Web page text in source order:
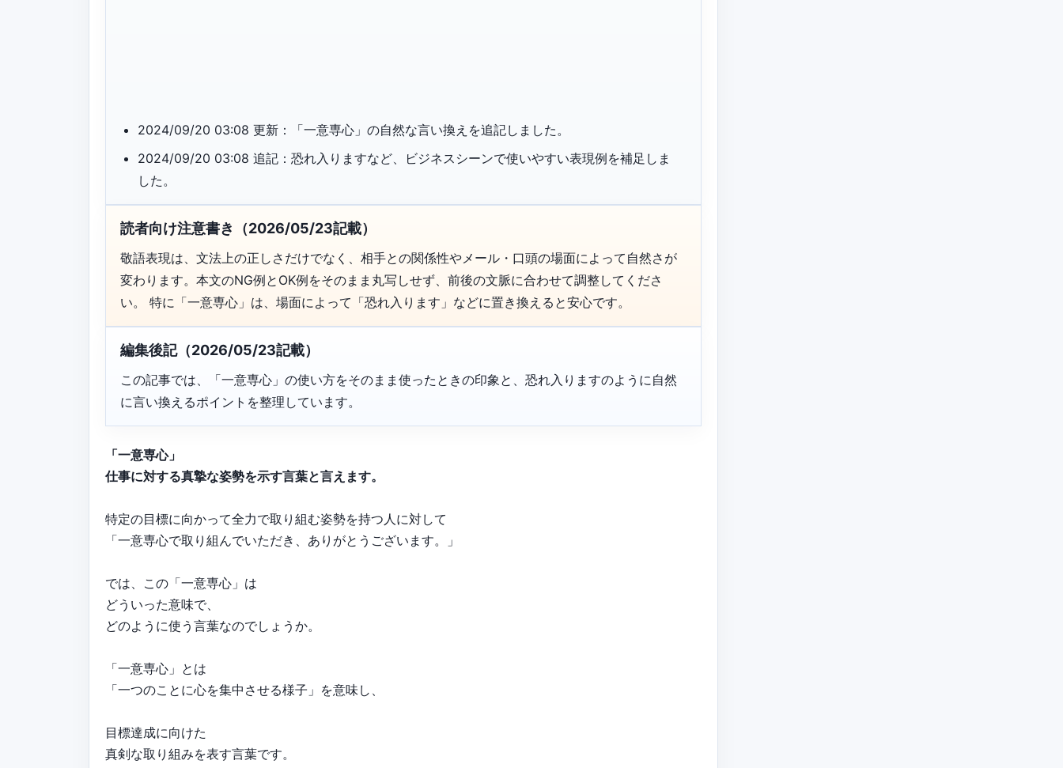
2024/09/20 03:08 更新：「一意専心」の自然な言い換えを追記しました。
2024/09/20 03:08 追記：恐れ入りますなど、ビジネスシーンで使いやすい表現例を補足しま
した。
読者向け注意書き（2026/05/23記載）
敬語表現は、文法上の正しさだけでなく、相手との関係性やメール・口頭の場面によって自然さが
変わります。本文のNG例とOK例をそのまま丸写しせず、前後の文脈に合わせて調整してくださ
い。 特に「一意専心」は、場面によって「恐れ入ります」などに置き換えると安心です。
編集後記（2026/05/23記載）
この記事では、「一意専心」の使い方をそのまま使ったときの印象と、恐れ入りますのように自然
に言い換えるポイントを整理しています。
「一意専心」
仕事に対する真摯な姿勢を示す言葉と言えます。
特定の目標に向かって全力で取り組む姿勢を持つ人に対して
「一意専心で取り組んでいただき、ありがとうございます。」
では、この「一意専心」は
どういった意味で、
どのように使う言葉なのでしょうか。
「一意専心」とは
「一つのことに心を集中させる様子」を意味し、
目標達成に向けた
真剣な取り組みを表す言葉です。